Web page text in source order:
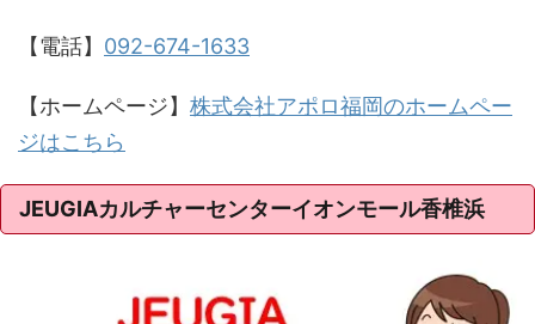
【電話】 092-674-1633
【ホームページ】 株式会社アポロ福岡のホームペー
ジはこちら
JEUGIAカルチャーセンターイオンモール香椎浜